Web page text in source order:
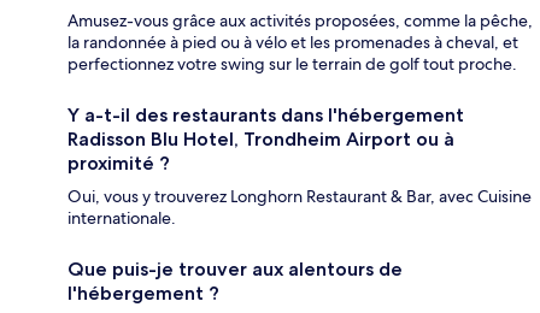
Amusez-vous grâce aux activités proposées, comme la pêche,
la randonnée à pied ou à vélo et les promenades à cheval, et
perfectionnez votre swing sur le terrain de golf tout proche.
Y a-t-il des restaurants dans l'hébergement
Radisson Blu Hotel, Trondheim Airport ou à
proximité ?
Oui, vous y trouverez Longhorn Restaurant & Bar, avec Cuisine
internationale.
Que puis-je trouver aux alentours de
l'hébergement ?